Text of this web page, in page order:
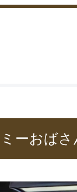
ーおばさ